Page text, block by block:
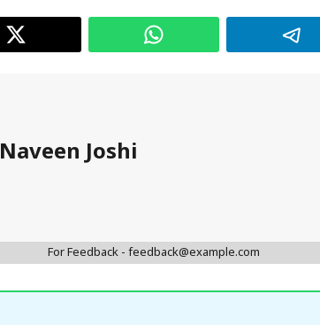
Naveen Joshi
For Feedback - feedback@example.com